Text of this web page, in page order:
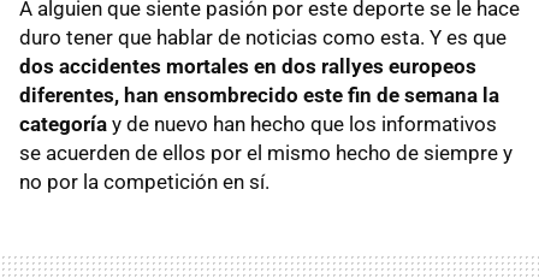
A alguien que siente pasión por este deporte se le hace
duro tener que hablar de noticias como esta. Y es que
dos accidentes mortales en dos rallyes europeos
diferentes, han ensombrecido este fin de semana la
categoría y de nuevo han hecho que los informativos
se acuerden de ellos por el mismo hecho de siempre y
no por la competición en sí.